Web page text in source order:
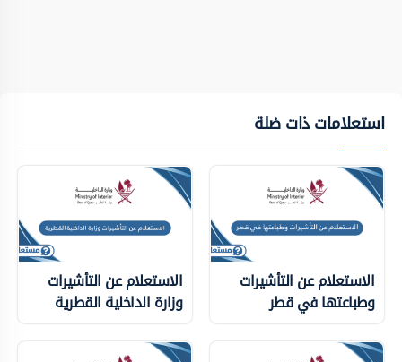
استعلامات ذات ضلة
الاستعلام عن التأشيرات
وطباعتها في قطر
الاستعلام عن التأشيرات
وزارة الداخلية ‏القطرية